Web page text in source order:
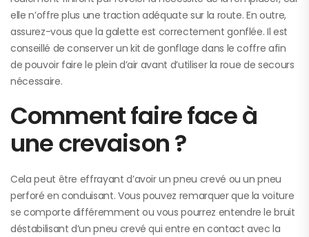
elle n’offre plus une traction adéquate sur la route. En outre,
assurez-vous que la galette est correctement gonflée. Il est
conseillé de conserver un kit de gonflage dans le coffre afin
de pouvoir faire le plein d’air avant d’utiliser la roue de secours
nécessaire.
Comment faire face à
une crevaison ?
Cela peut être effrayant d’avoir un pneu crevé ou un pneu
perforé en conduisant. Vous pouvez remarquer que la voiture
se comporte différemment ou vous pourrez entendre le bruit
déstabilisant d’un pneu crevé qui entre en contact avec la